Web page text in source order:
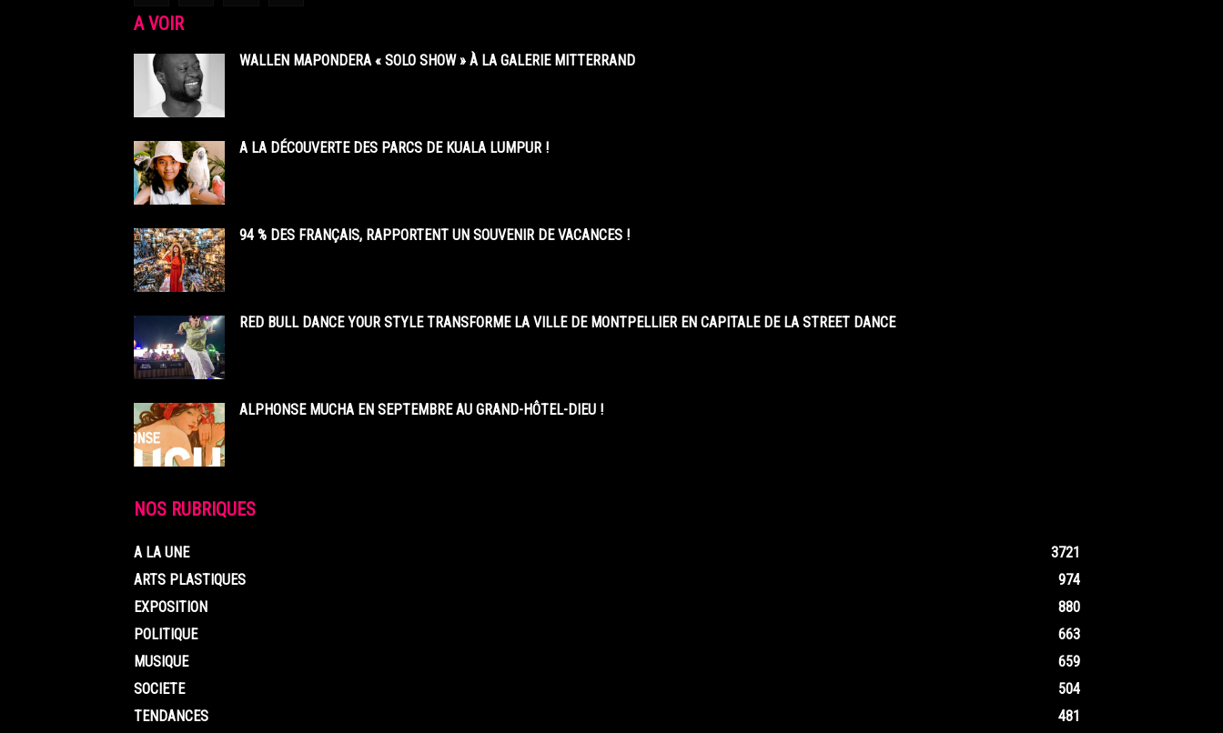
A VOIR
WALLEN MAPONDERA « SOLO SHOW » À LA GALERIE MITTERRAND
A LA DÉCOUVERTE DES PARCS DE KUALA LUMPUR !
94 % DES FRANÇAIS, RAPPORTENT UN SOUVENIR DE VACANCES !
RED BULL DANCE YOUR STYLE TRANSFORME LA VILLE DE MONTPELLIER EN CAPITALE DE LA STREET DANCE
ALPHONSE MUCHA EN SEPTEMBRE AU GRAND-HÔTEL-DIEU !
NOS RUBRIQUES
A LA UNE
3721
ARTS PLASTIQUES
974
EXPOSITION
880
POLITIQUE
663
MUSIQUE
659
SOCIETE
504
TENDANCES
481